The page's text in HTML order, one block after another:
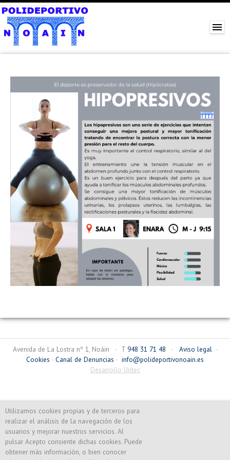
Utilizamos cookies propias y de terceros para
realizar el análisis de la navegación de los
usuarios y mejorar nuestros servicios. Al
pulsar Acepto consiente dichas cookies. Puede
obtener más información, o bien conocer
Avenida de La Lostra nº 1, Noáin · T 948 31 71 48 · Aviso legal·
Cookies · Canal de Denuncias · info@polideportivonoain.es
Desarrollo Uritec